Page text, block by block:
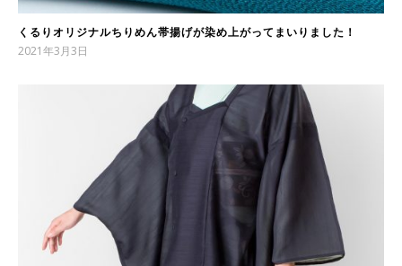
くるりオリジナルちりめん帯揚げが染め上がってまいりました！
2021年3月3日